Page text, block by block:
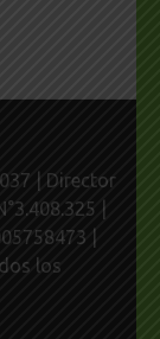
| Director
|
|
los